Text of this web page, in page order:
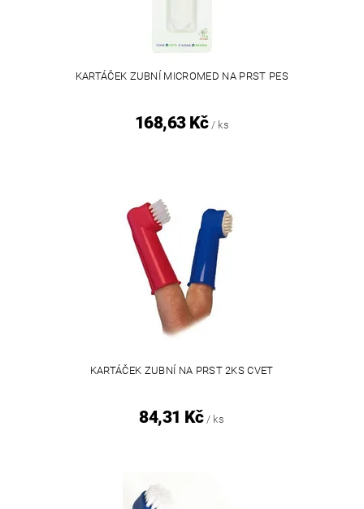
KARTÁČEK ZUBNÍ MICROMED NA PRST PES
168,63 Kč / ks
KARTÁČEK ZUBNÍ NA PRST 2KS CVET
84,31 Kč / ks